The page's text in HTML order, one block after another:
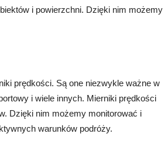
i powierzchni. Dzięki nim możemy
prędkości. Są one niezwykle ważne w
i wiele innych. Mierniki prędkości
Dzięki nim możemy monitorować i
warunków podróży.